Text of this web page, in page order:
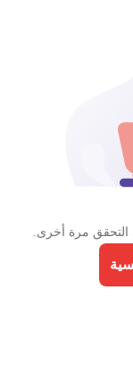
التحقق مرة أخرى.